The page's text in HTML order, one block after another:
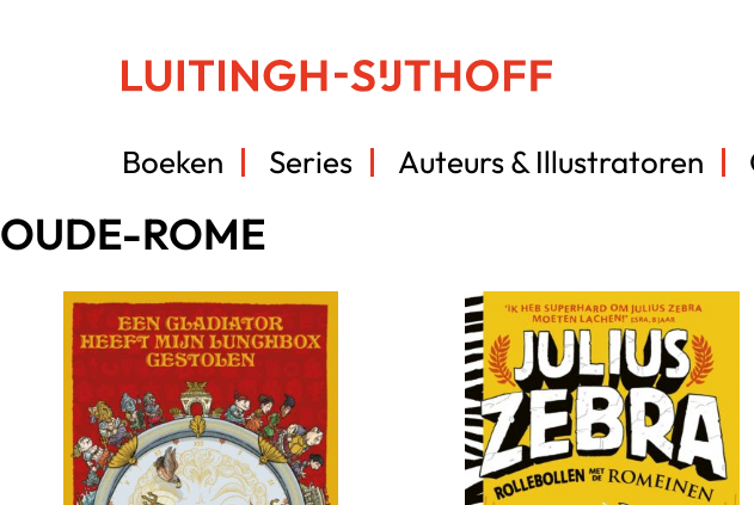
Boeken Series Auteurs & Illustratoren
OUDE-ROME